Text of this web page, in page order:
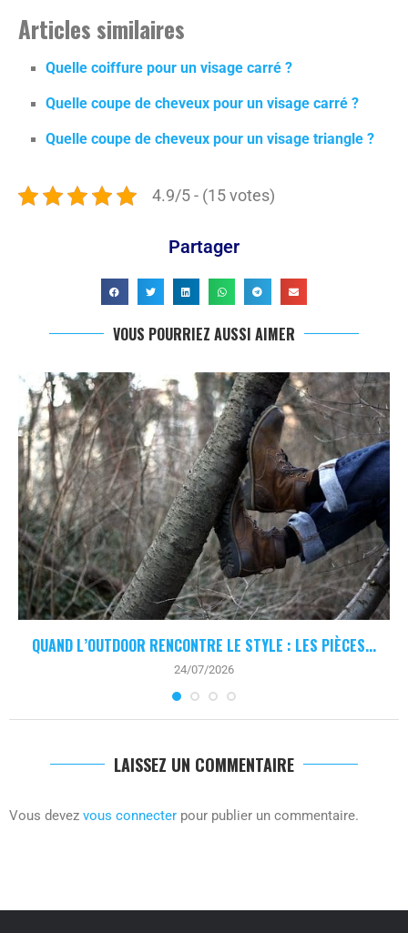
Articles similaires
Quelle coiffure pour un visage carré ?
Quelle coupe de cheveux pour un visage carré ?
Quelle coupe de cheveux pour un visage triangle ?
4.9/5 - (15 votes)
Partager
VOUS POURRIEZ AUSSI AIMER
QUAND L’OUTDOOR RENCONTRE LE STYLE : LES PIÈCES...
24/07/2026
LAISSEZ UN COMMENTAIRE
Vous devez vous connecter pour publier un commentaire.